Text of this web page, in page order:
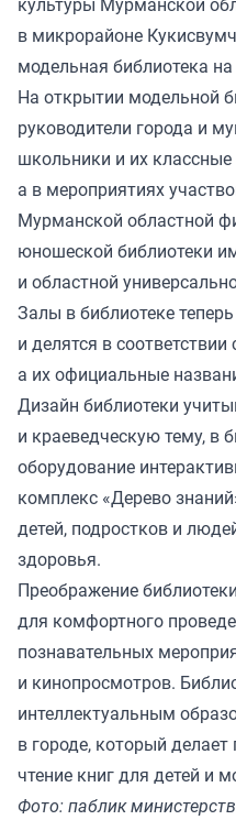
культуры Мурманской
в микрорайоне
модельная библиотека
На открытии модельной
руководители города и
школьники и их классные
а в мероприятиях
Мурманской областной
юношеской библиотеки
и областной
Залы в библиотеке
и делятся в
а их официальные
Дизайн библиотеки
и краеведческую тему, в
оборудование
комплекс «Дерево
детей, подростков и
здоровья.
Преображение
для комфортного
познавательных
и кинопросмотров.
интеллектуальным
в городе, который
чтение книг для детей и
Фото: паблик